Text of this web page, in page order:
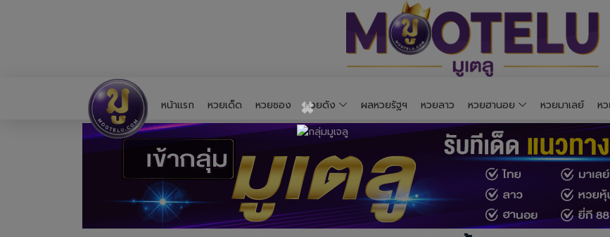
หน้าแรก หวยเด็ด หวยซอง หวยดัง ผลหวยรัฐฯ หวยลาว หวยฮานอย หวยมาเลย์ ห
×